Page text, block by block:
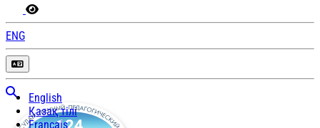
ENG
English
Қазақ тілі
Français